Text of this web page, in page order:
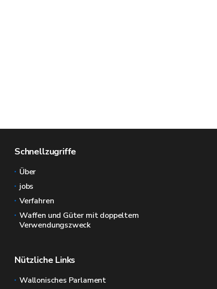
Schnellzugriffe
Über
jobs
Verfahren
Waffen und Güter mit doppeltem
Verwendungszweck
Nützliche Links
Wallonisches Parlament